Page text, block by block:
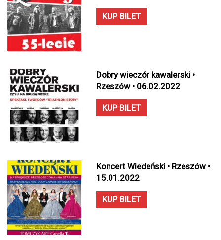
KUP BILET
Dobry wieczór kawalerski •
Rzeszów • 06.02.2022
KUP BILET
Koncert Wiedeński • Rzeszów •
15.01.2022
KUP BILET